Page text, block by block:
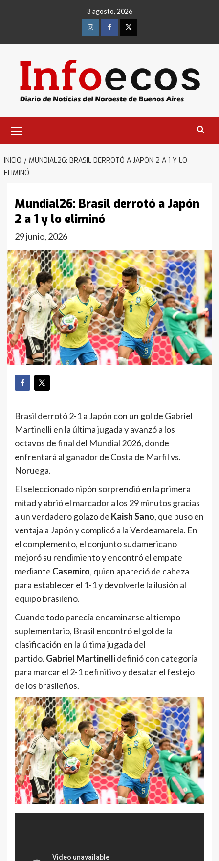
8 agosto, 2026
InstagramFacebookTwitter
primario
INICIO
MUNDIAL26: BRASIL DERROTÓ A JAPÓN 2 A 1 Y LO
ELIMINÓ
Mundial26: Brasil derrotó a Japón
2 a 1 y lo eliminó
29 junio, 2026
Brasil derrotó 2-1 a Japón con un gol de Gabriel
Martinelli en la última jugada y avanzó a los
octavos de final del Mundial 2026, donde
enfrentará al ganador de Costa de Marfil vs.
Noruega.
El seleccionado nipón sorprendió en la primera
mitad y abrió el marcador a los 29 minutos gracias
a un verdadero golazo de Kaish Sano, que puso en
ventaja a Japón y complicó a la Verdeamarela. En
el complemento, el conjunto sudamericano
mejoró su rendimiento y encontró el empate
mediante Casemiro, quien apareció de cabeza
para establecer el 1-1 y devolverle la ilusión al
equipo brasileño.
Cuando todo parecía encaminarse al tiempo
suplementario, Brasil encontró el gol de la
clasificación en la última jugada del
partido. Gabriel Martinellidefinió con categoría
para marcar el 2-1 definitivo y desatar el festejo
de los brasileños.